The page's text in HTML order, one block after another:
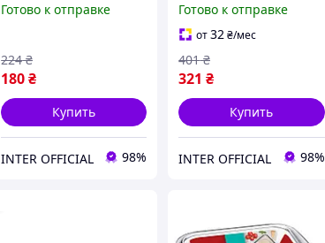
квадратный 1,1л (6221)
Готово к отправке
180₴
224 ₴
Купить
INTER OFFICIAL 98%
ручками 3,2л (6663)
Готово к отправке
от32₴/мес
321 ₴
401 ₴
Купить
INTER OFFICIAL 98%